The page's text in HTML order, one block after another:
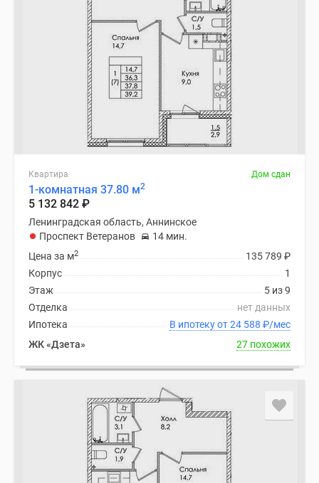
Квартира Дом сдан
1-комнатная 37.80 м2
5 132 842 ₽
Ленинградская область, Аннинское
Проспект Ветеранов
14 мин.
135 789 ₽
Цена за м2
1
Корпус
5 из 9
Этаж
нет данных
Отделка
В ипотеку от 24 588 ₽/мес
Ипотека
ЖК «Дзета»
27 похожих